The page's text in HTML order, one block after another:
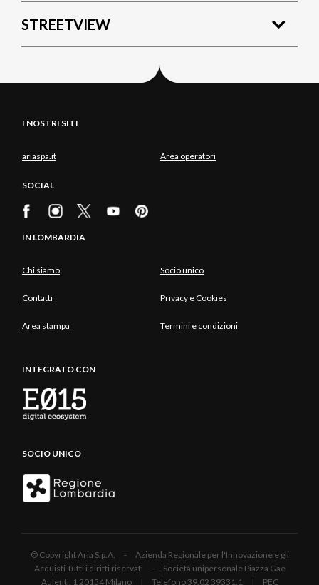
STREETVIEW
I NOSTRI SITI
ariaspa.it Area operatori
SOCIAL
IN LOMBARDIA
Chi siamo Socio unico
Contatti Privacy e Cookies
Area stampa Termini e condizioni
INTEGRATO CON
SOCIO UNICO
© Copyright Aria S.p.A. - Azienda Regionale per l'Innovazione e gli
Acquisti Tutti i diritti riservati - Società unipersonale Piazza Gae
Aulenti, 1 20154 Milano | Telefono 39.02 39331.1 | PEC